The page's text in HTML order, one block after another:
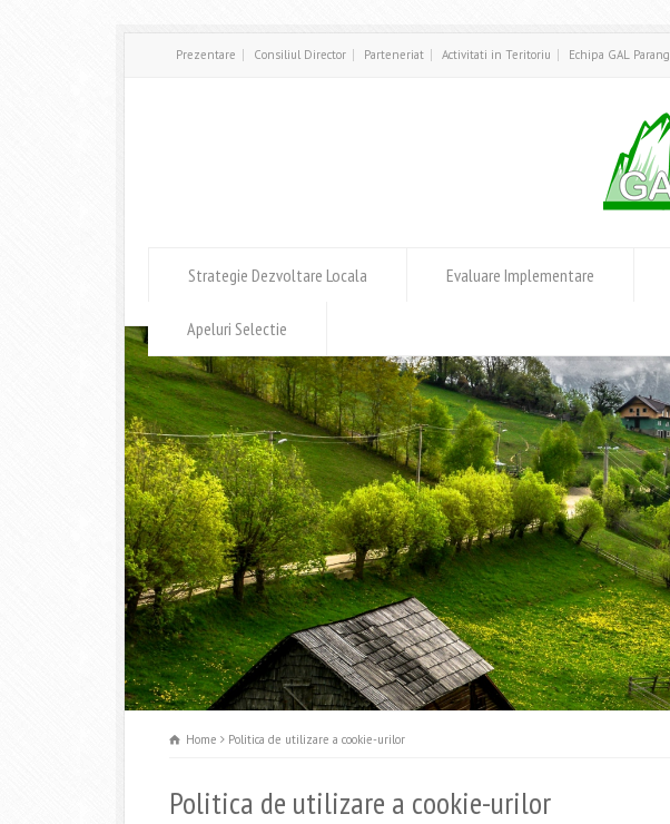
Prezentare Consiliul Director Parteneriat Activitati in Teritoriu Echipa GAL Parang
Strategie Dezvoltare Locala Evaluare Implementare
Apeluri Selectie
Home Politica de utilizare a cookie-urilor
Politica de utilizare a cookie-urilor